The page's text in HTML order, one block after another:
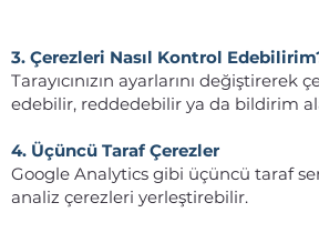
3. Çerezleri Nasıl Kontrol
Tarayıcınızın ayarlarını değiştirerek
edebilir, reddedebilir ya da bildirim
4. Üçüncü Taraf Çerezler
Google Analytics gibi üçüncü taraf
analiz çerezleri yerleştirebilir.